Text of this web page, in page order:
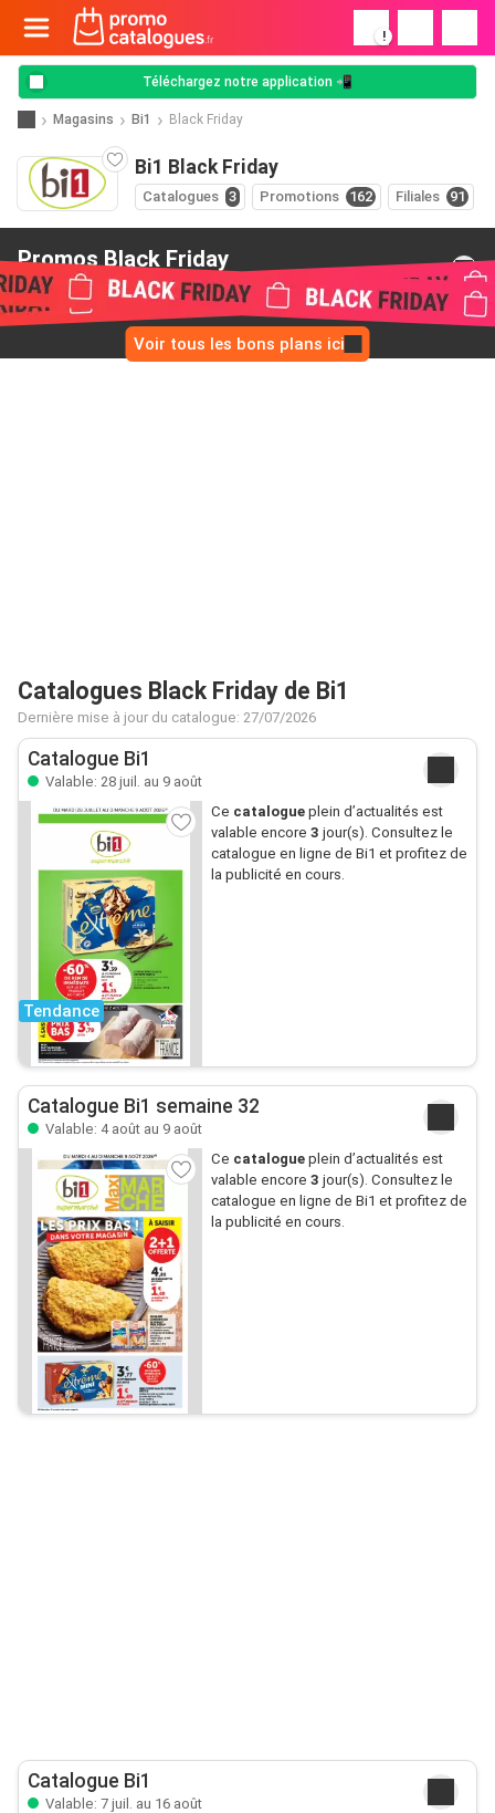
!
Téléchargez notre application 📲
Magasins Bi1 Black Friday
Bi1 Black Friday
Catalogues 3 Promotions 162 Filiales 91
Promos Black Friday
de Bi1
Voir tous les bons plans ici
Catalogues Black Friday de Bi1
Dernière mise à jour du catalogue: 27/07/2026
Catalogue Bi1
Valable: 28 juil. au 9 août
Tendance
Ce catalogueplein d’actualités est
valable encore 3 jour(s). Consultez le
catalogue en ligne de Bi1 et profitez de
la publicité en cours.
Catalogue Bi1 semaine 32
Valable: 4 août au 9 août
Ce catalogueplein d’actualités est
valable encore 3 jour(s). Consultez le
catalogue en ligne de Bi1 et profitez de
la publicité en cours.
Catalogue Bi1
Valable: 7 juil. au 16 août